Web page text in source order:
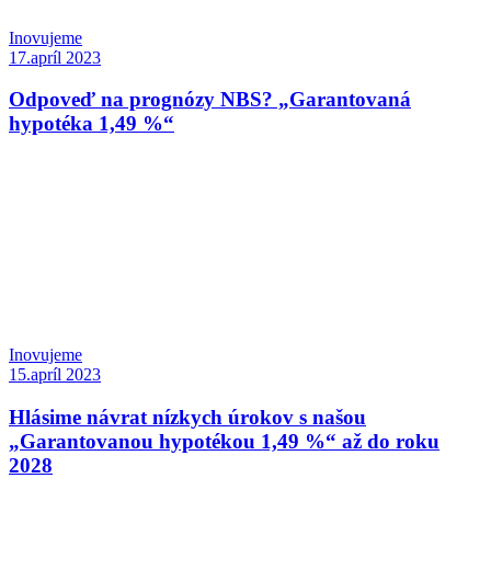
Inovujeme
17.apríl 2023
Odpoveď na prognózy NBS? „Garantovaná
hypotéka 1,49 %“
Inovujeme
15.apríl 2023
Hlásime návrat nízkych úrokov s našou
„Garantovanou hypotékou 1,49 %“ až do roku
2028